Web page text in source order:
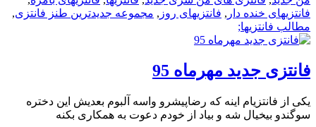
فانتزیهای خنده دار , فانتزیهای روز , مجموعه جدیدترین طنز فانتزی,
مطالب فانتزیها;
فانتزی جدید مهرماه 95
یکی از فانتزیام اینه که رضاپیشرو واسه آلبوم بعدیش این دختره
سوگندو بیخیال شه و بیاد از خودم دعوت به همکاری بکنه